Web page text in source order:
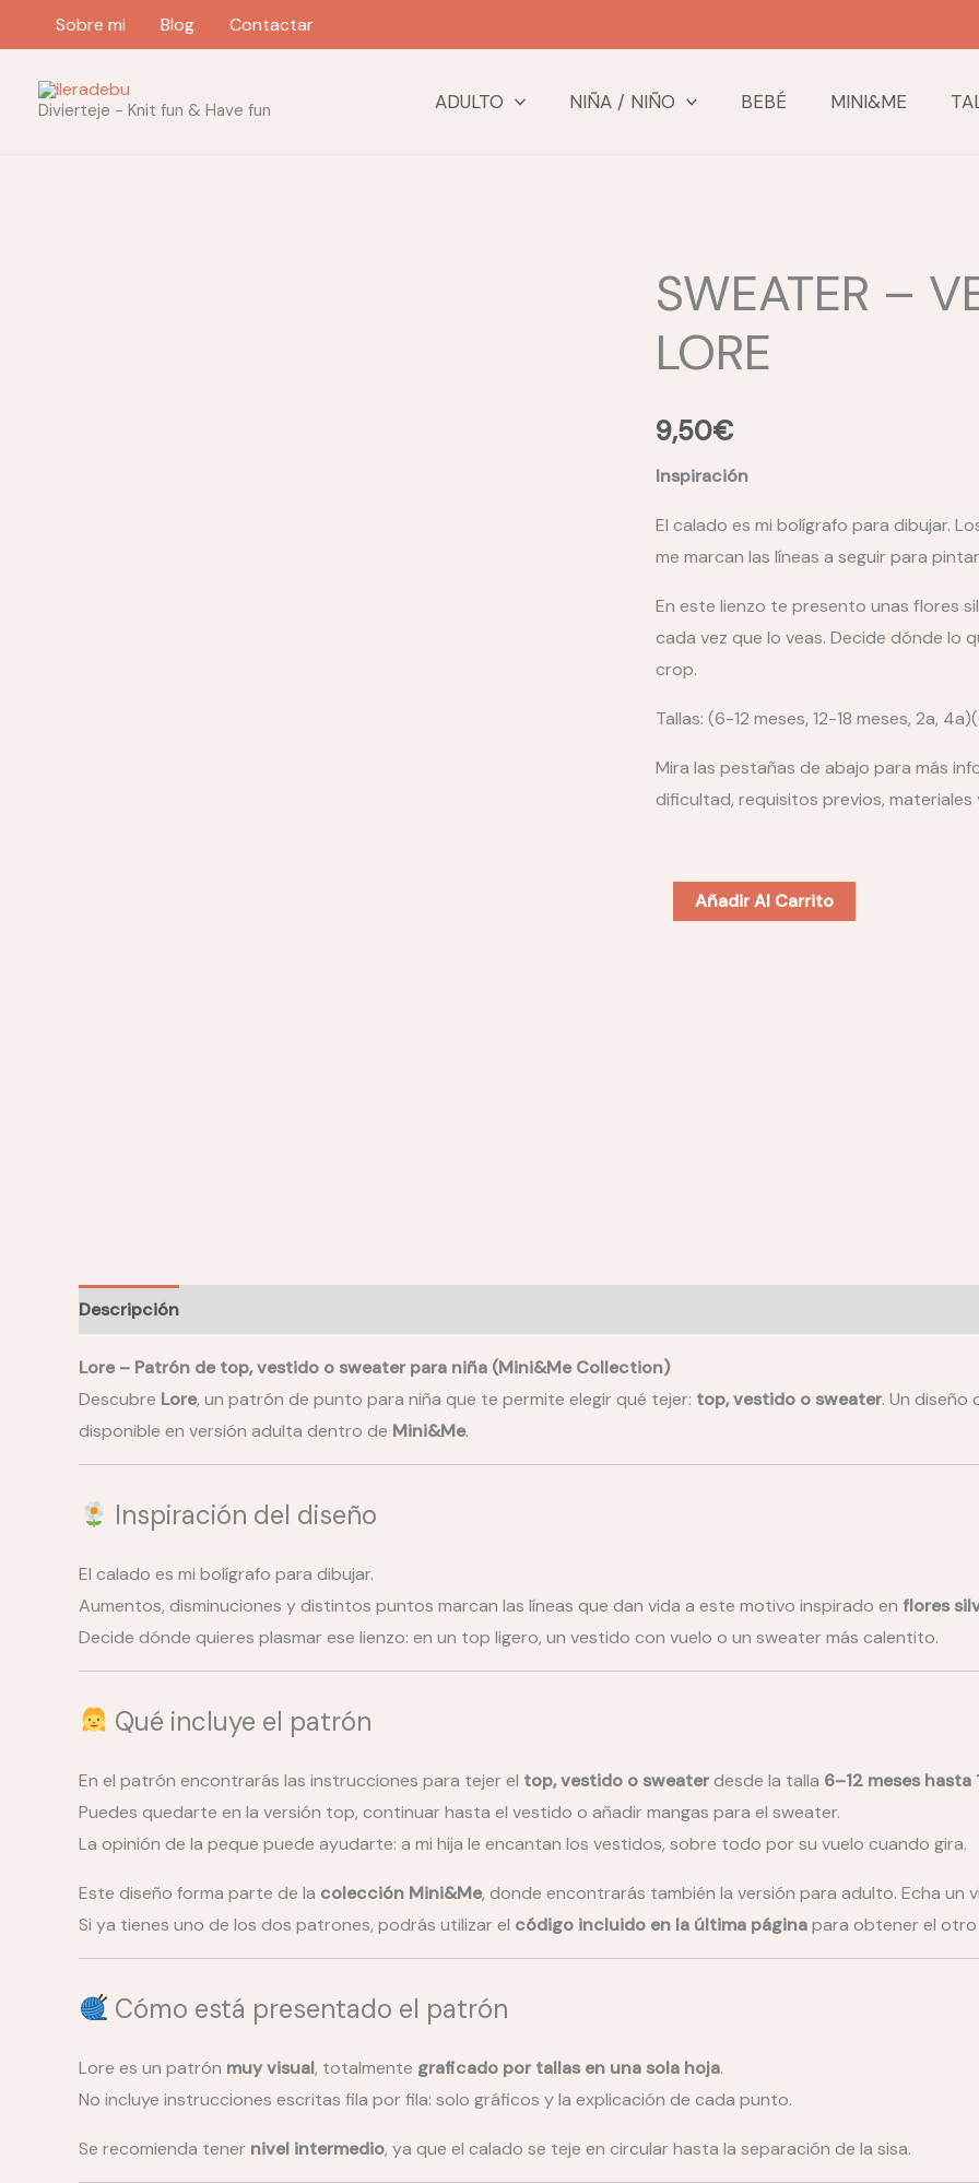
al
contenido
Sobre mi Blog Contactar
Divierteje - Knit fun & Have fun ADULTO NIÑA / NIÑO BEBÉ MINI&ME
SWEATER –
LORE
9,50€
Inspiración
El calado es mi bolígrafo para dibujar.
me marcan las líneas a seguir para
En este lienzo te presento unas flores
cada vez que lo veas. Decide dónde lo
crop.
Tallas: (6-12 meses, 12-18 meses, 2a,
Mira las pestañas de abajo para más
dificultad, requisitos previos,
SWEATER
Añadir Al Carrito
Descripción
Lore – Patrón de top, vestido o sweater para niña (Mini&Me Collection)
Descubre Lore, un patrón de punto para niña que te permite elegir qué tejer: top, vestido o sweater. Un
disponible en versión adulta dentro de Mini&Me.
Inspiración del diseño
El calado es mi bolígrafo para dibujar.
Aumentos, disminuciones y distintos puntos marcan las líneas que dan vida a este motivo inspirado en flores
Decide dónde quieres plasmar ese lienzo: en un top ligero, un vestido con vuelo o un sweater más calentito.
Qué incluye el patrón
En el patrón encontrarás las instrucciones para tejer el top, vestido o sweaterdesde la talla 6–12 meses hasta
Puedes quedarte en la versión top, continuar hasta el vestido o añadir mangas para el sweater.
La opinión de la peque puede ayudarte: a mi hija le encantan los vestidos, sobre todo por su vuelo cuando gira.
Este diseño forma parte de la colección Mini&Me, donde encontrarás también la versión para adulto. Echa un
Si ya tienes uno de los dos patrones, podrás utilizar el código incluido en la última páginapara obtener el
Cómo está presentado el patrón
Lore es un patrón muy visual, totalmente graficado por tallas en una sola hoja.
No incluye instrucciones escritas fila por fila: solo gráficos y la explicación de cada punto.
Se recomienda tener nivel intermedio, ya que el calado se teje en circular hasta la separación de la sisa.